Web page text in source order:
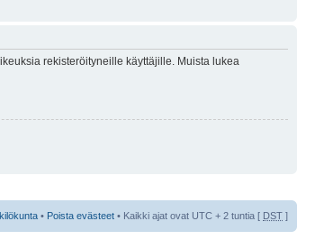
rekisteröityneille käyttäjille. Muista lukea
• Poista evästeet • Kaikki ajat ovat UTC + 2 tuntia [ DST ]